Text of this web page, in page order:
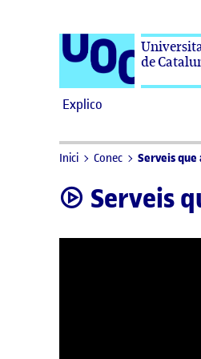
de
Explico
Inici Conec Serveis
video Serveis